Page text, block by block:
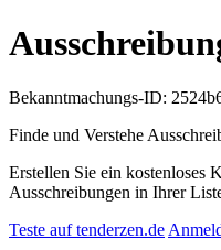
Bekanntmachungs-ID:
Finde und Verstehe
Erstellen Sie ein kostenloses
Ausschreibungen in Ihrer
Teste auf tenderzen.de